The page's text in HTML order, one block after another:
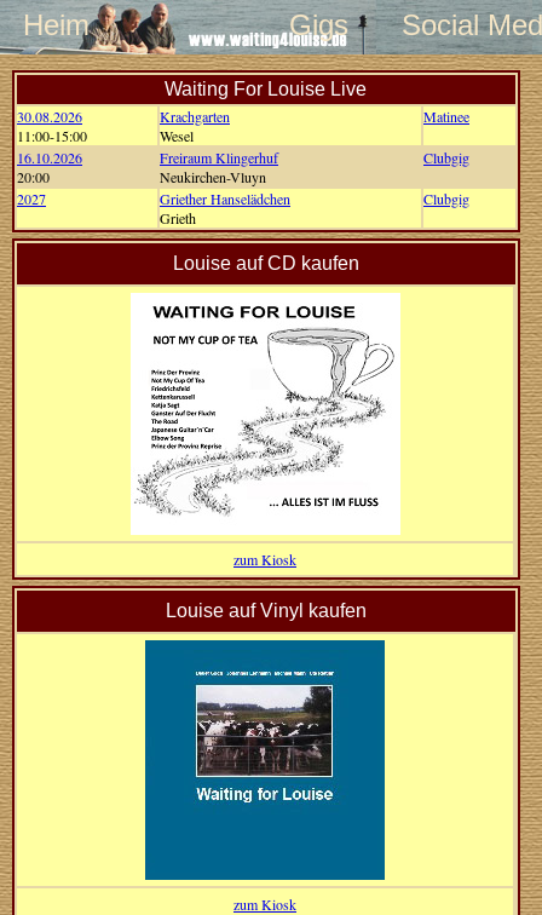
Heim Gigs Social
Waiting For Louise Live
30.08.2026
11:00-15:00
Krachgarten
Wesel
Matinee
16.10.2026
20:00
Freiraum Klingerhuf
Neukirchen-Vluyn
Clubgig
2027
Griether Hanselädchen
Grieth
Clubgig
Louise auf CD kaufen
zum Kiosk
Louise auf Vinyl kaufen
zum Kiosk